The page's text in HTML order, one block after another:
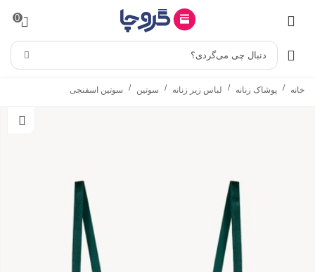
0
دنبال چی می‌گردی؟
خانه / پوشاک زنانه / لباس زیر زنانه / سوتین / سوتین اسفنجی